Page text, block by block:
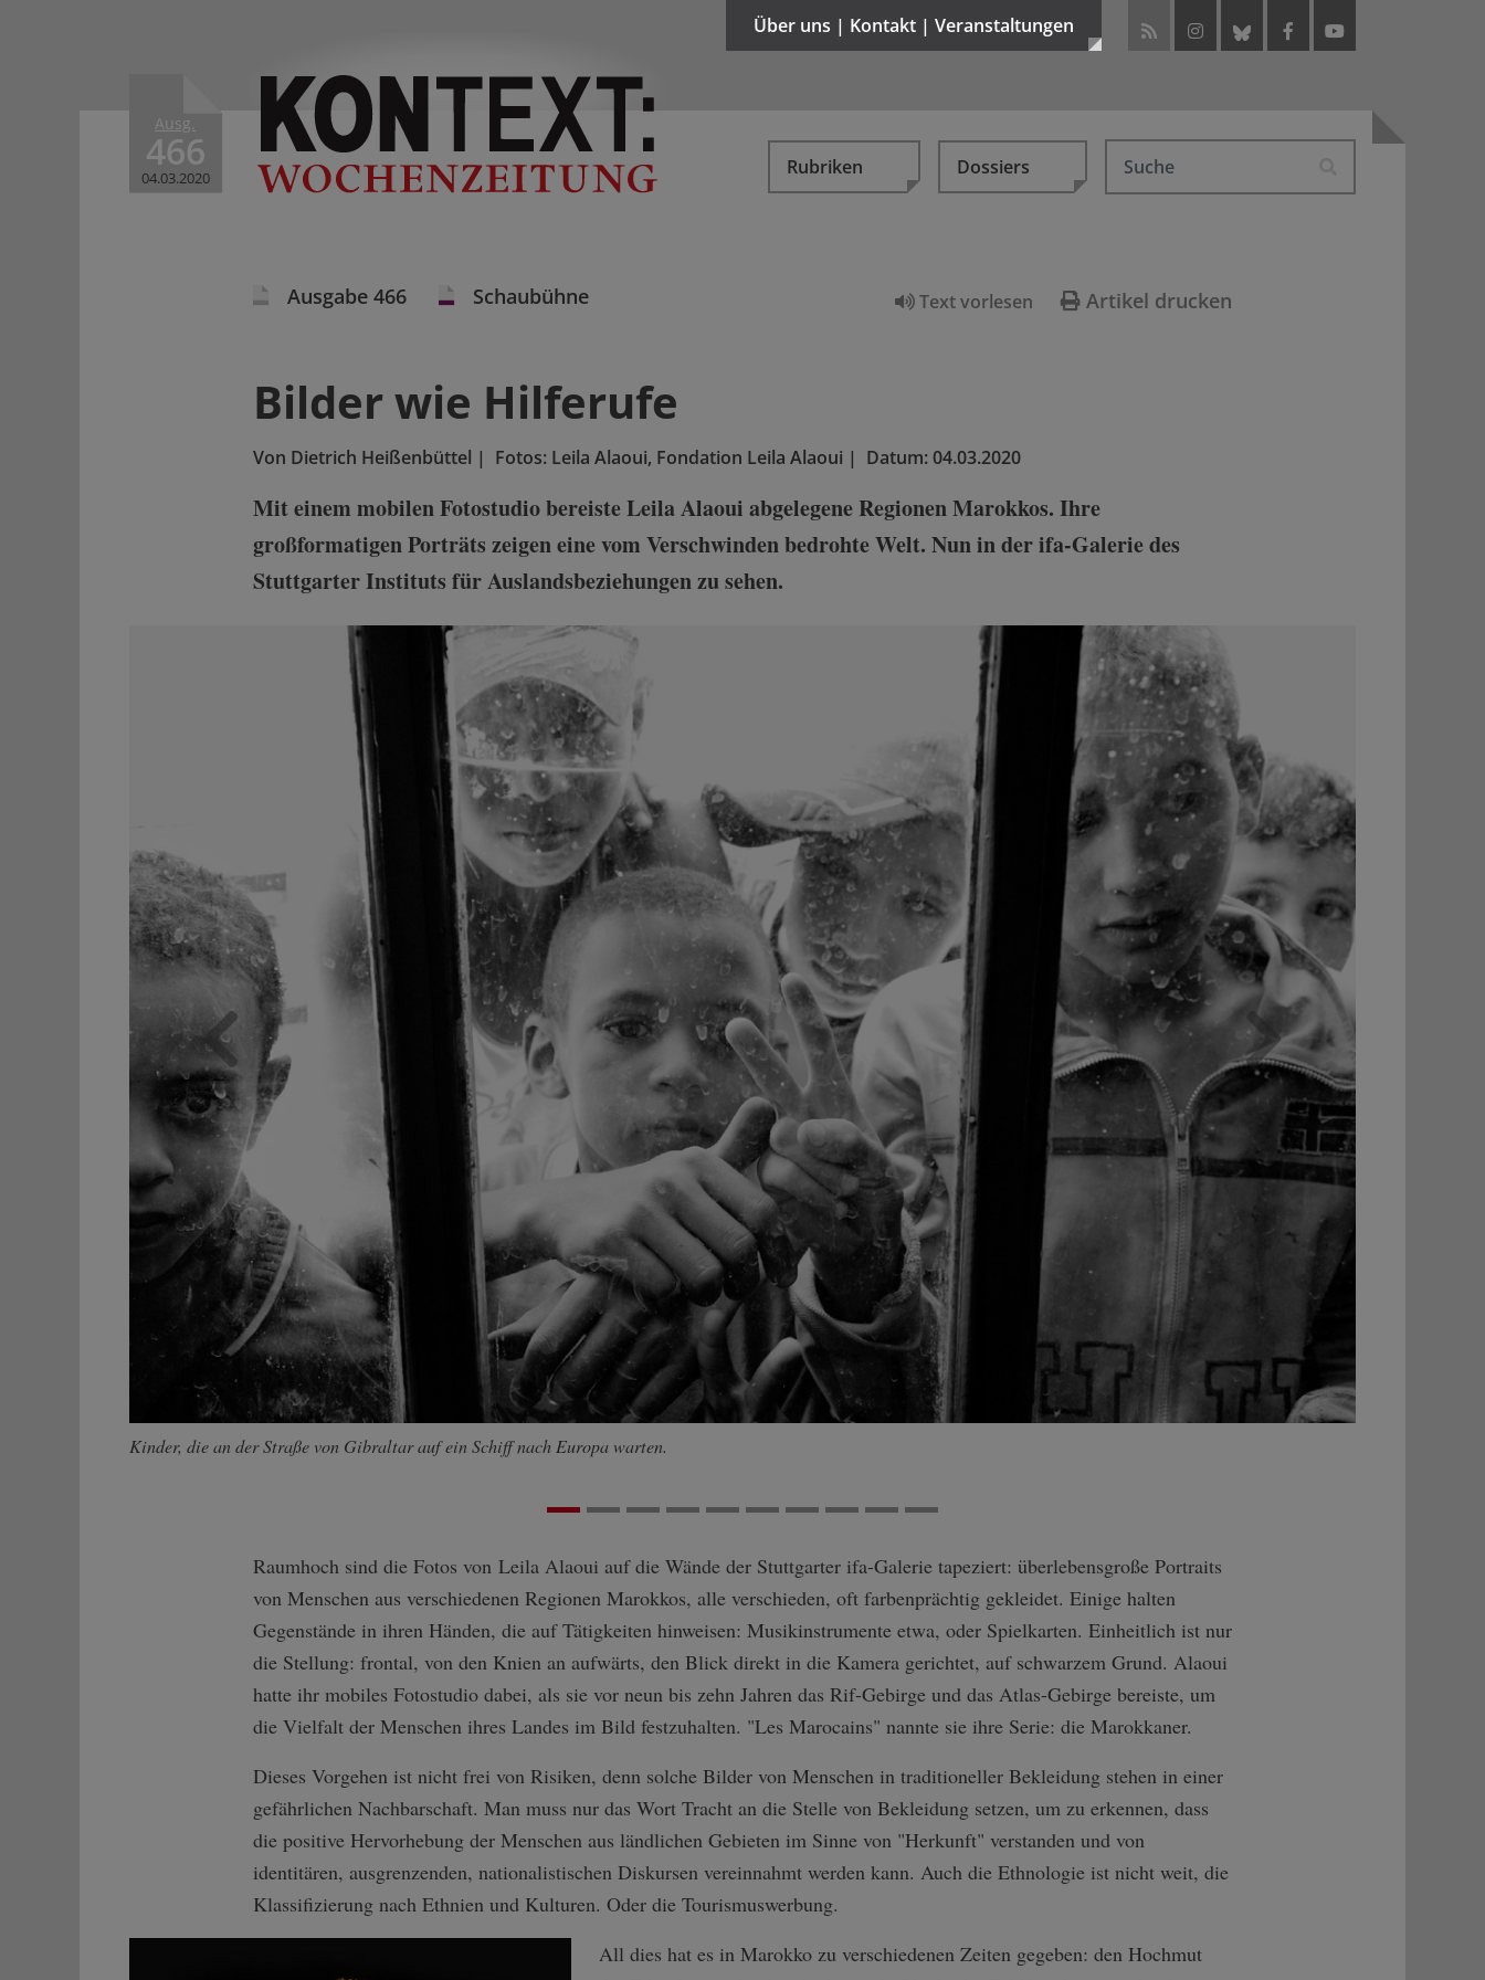
Ausg.
466
04.03.2020
Über uns | Kontakt | Veranstaltungen
Rubriken Dossiers
Text vorlesen Artikel drucken
Ausgabe 466 Schaubühne
Bilder wie Hilferufe
Von Dietrich Heißenbüttel | Fotos: Leila Alaoui, Fondation Leila Alaoui | Datum:04.03.2020
Mit einem mobilen Fotostudio bereiste Leila Alaoui abgelegene Regionen Marokkos. Ihre
großformatigen Porträts zeigen eine vom Verschwinden bedrohte Welt. Nun in der ifa-Galerie des
Stuttgarter Instituts für Auslandsbeziehungen zu sehen.
Kinder, die an der Straße von Gibraltar auf ein Schiff nach Europa warten.
Zurück Weiter
Raumhoch sind die Fotos von Leila Alaoui auf die Wände der Stuttgarter ifa-Galerie tapeziert: überlebensgroße Portraits
von Menschen aus verschiedenen Regionen Marokkos, alle verschieden, oft farbenprächtig gekleidet. Einige halten
Gegenstände in ihren Händen, die auf Tätigkeiten hinweisen: Musikinstrumente etwa, oder Spielkarten. Einheitlich ist nur
die Stellung: frontal, von den Knien an aufwärts, den Blick direkt in die Kamera gerichtet, auf schwarzem Grund. Alaoui
hatte ihr mobiles Fotostudio dabei, als sie vor neun bis zehn Jahren das Rif-Gebirge und das Atlas-Gebirge bereiste, um
die Vielfalt der Menschen ihres Landes im Bild festzuhalten. "Les Marocains" nannte sie ihre Serie: die Marokkaner.
Dieses Vorgehen ist nicht frei von Risiken, denn solche Bilder von Menschen in traditioneller Bekleidung stehen in einer
gefährlichen Nachbarschaft. Man muss nur das Wort Tracht an die Stelle von Bekleidung setzen, um zu erkennen, dass
die positive Hervorhebung der Menschen aus ländlichen Gebieten im Sinne von "Herkunft" verstanden und von
identitären, ausgrenzenden, nationalistischen Diskursen vereinnahmt werden kann. Auch die Ethnologie ist nicht weit, die
Klassifizierung nach Ethnien und Kulturen. Oder die Tourismuswerbung.
All dies hat es in Marokko zu verschiedenen Zeiten gegeben: den Hochmut